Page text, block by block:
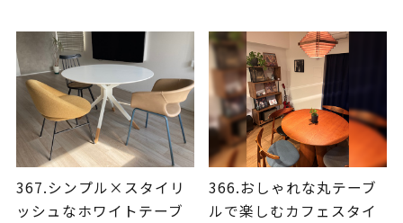
367.シンプル×スタイリ
ッシュなホワイトテーブ
366.おしゃれな丸テーブ
ルで楽しむカフェスタイ